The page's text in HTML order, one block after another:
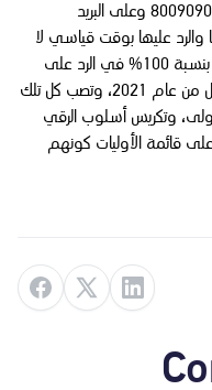
المتعاملين وبلاغات المفقودات على الرقم 8009090 وعلى البريد
والرد عليها بوقت قياسي لا
يزيد عن 7 أيام عمل، وقد تم تحقيق الإغلاق بنسبة 100% في الرد على
ملاحظات المتعاملين المختلفة في الربع الأول من عام 2021، وتصب كل تلك
وتكريس أسلوب الرقي
قائمة الأوليات كونهم